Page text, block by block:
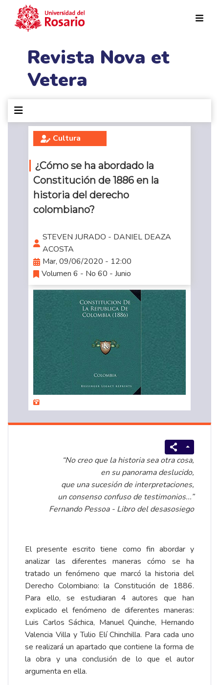
Revista Nova et
Vetera
Cultura
¿Cómo se ha abordado la
Constitución de 1886 en la
historia del derecho
colombiano?
STEVEN JURADO - DANIEL DEAZA
ACOSTA
Mar, 09/06/2020 - 12:00
Volumen 6 - No 60 - Junio
“No creo que la historia sea otra cosa,
en su panorama deslucido,
que una sucesión de interpretaciones,
un consenso confuso de testimonios...”
Fernando Pessoa - Libro del desasosiego
El presente escrito tiene como fin abordar y
analizar las diferentes maneras cómo se ha
tratado un fenómeno que marcó la historia del
Derecho Colombiano: la Constitución de 1886.
Para ello, se estudiaran 4 autores que han
explicado el fenómeno de diferentes maneras:
Luis Carlos Sáchica, Manuel Quinche, Hernando
Valencia Villa y Tulio Elí Chinchilla. Para cada uno
se realizará un apartado que contiene la forma de
la obra y una conclusión de lo que el autor
argumenta en ella.